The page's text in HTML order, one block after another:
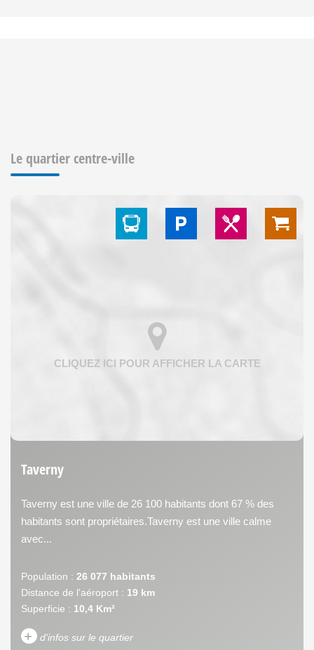
Le quartier centre-ville
Taverny
Taverny est une ville de 26 100 habitants dont 67 % des
habitants sont propriétaires.Taverny est une ville calme
avec...
Population : 26 077 habitants
Distance de l'aéroport : 19 km
Superficie : 10,4 Km²
+ d'infos sur le quartier